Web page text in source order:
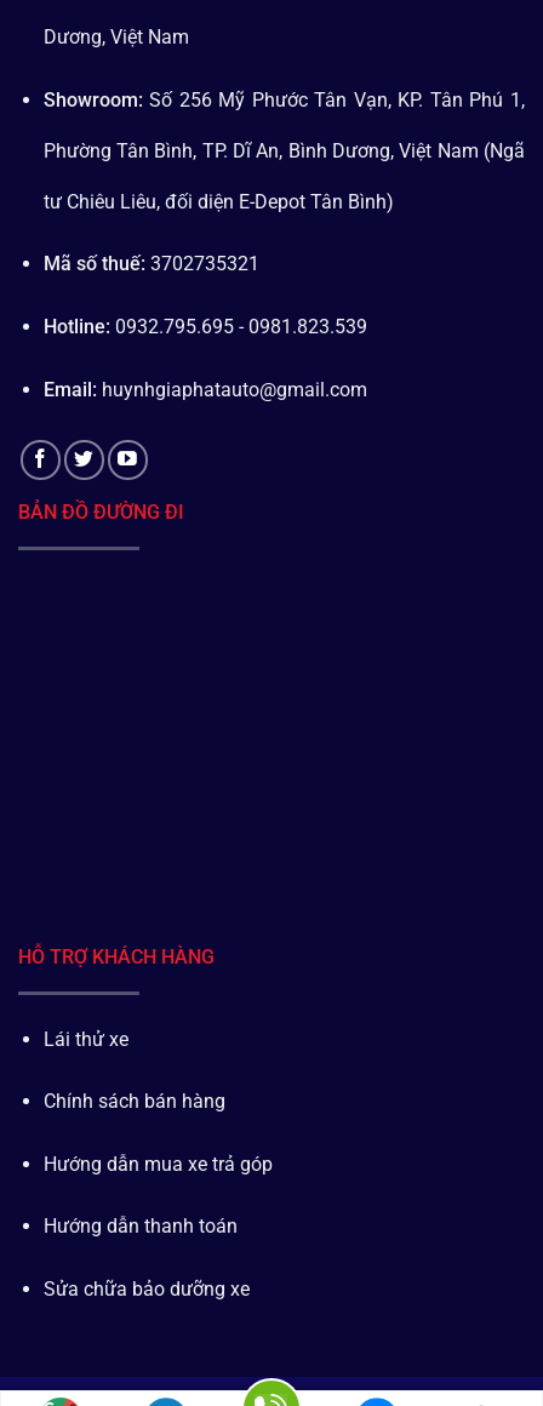
Dương, Việt Nam
Showroom: Số 256 Mỹ Phước Tân Vạn, KP. Tân Phú 1,
Phường Tân Bình, TP. Dĩ An, Bình Dương, Việt Nam (Ngã
tư Chiêu Liêu, đối diện E-Depot Tân Bình)
Mã số thuế: 3702735321
Hotline: 0932.795.695 - 0981.823.539
Email: huynhgiaphatauto@gmail.com
BẢN ĐỒ ĐƯỜNG ĐI
HỖ TRỢ KHÁCH HÀNG
Lái thử xe
Chính sách bán hàng
Hướng dẫn mua xe trả góp
Hướng dẫn thanh toán
Sửa chữa bảo dưỡng xe